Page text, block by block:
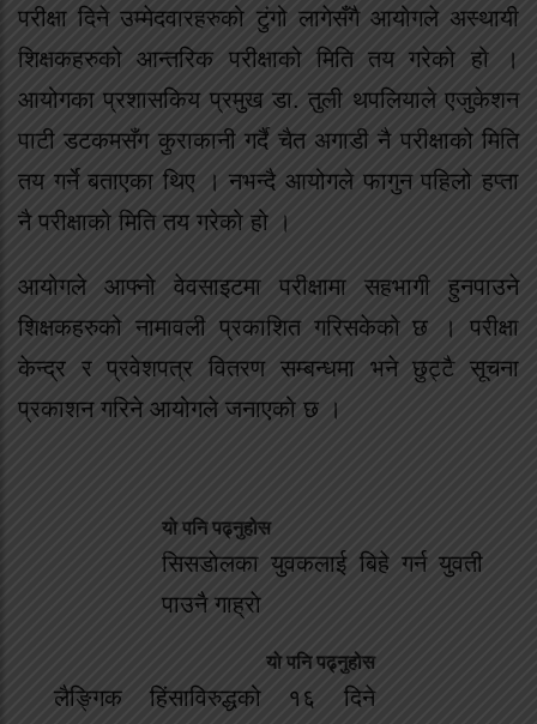
परीक्षा दिने उम्मेदवारहरुको टुंगो लागेसँगै आयोगले अस्थायी
शिक्षकहरुको आन्तरिक परीक्षाको मिति तय गरेको हो ।
आयोगका प्रशासकिय प्रमुख डा. तुली थपलियाले एजुकेशन
पाटी डटकमसँग कुराकानी गर्दै चैत अगाडी नै परीक्षाको मिति
तय गर्ने बताएका थिए । नभन्दै आयोगले फागुन पहिलो हप्ता
नै परीक्षाको मिति तय गरेको हो ।
आयोगले आफ्नो वेवसाइटमा परीक्षामा सहभागी हुनपाउने
शिक्षकहरुको नामावली प्रकाशित गरिसकेको छ । परीक्षा
केन्द्र र प्रवेशपत्र वितरण सम्बन्धमा भने छुट्टै सूचना
प्रकाशन गरिने आयोगले जनाएको छ ।
यो पनि पढ्नुहोस
सिसडाेलका युवकलाई बिहे गर्न युवती
पाउनै गाह्राे
यो पनि पढ्नुहोस
लैङ्गिक हिंसाविरुद्धको १६ दिने